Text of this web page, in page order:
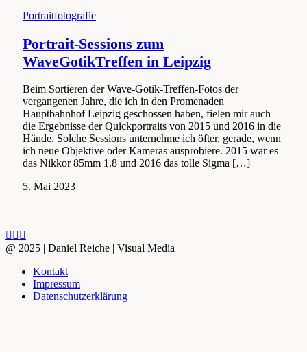
Portraitfotografie
Portrait-Sessions zum
WaveGotikTreffen in Leipzig
Beim Sortieren der Wave-Gotik-Treffen-Fotos der
vergangenen Jahre, die ich in den Promenaden
Hauptbahnhof Leipzig geschossen haben, fielen mir auch
die Ergebnisse der Quickportraits von 2015 und 2016 in die
Hände. Solche Sessions unternehme ich öfter, gerade, wenn
ich neue Objektive oder Kameras ausprobiere. 2015 war es
das Nikkor 85mm 1.8 und 2016 das tolle Sigma […]
5. Mai 202314.
YouTube
Vimeo
LinkedIn
Get
in
touch
GooglePlus
Picasa
@ 2025 | Daniel Reiche | Visual Media
Kontakt
Impressum
Datenschutzerklärung